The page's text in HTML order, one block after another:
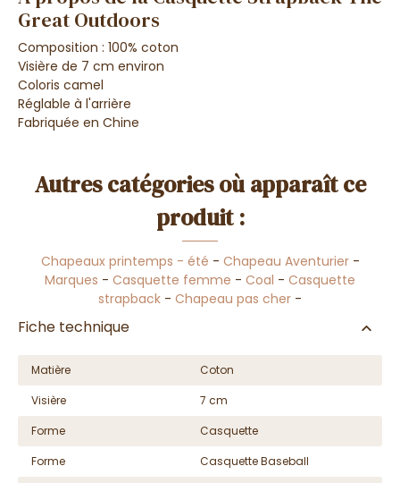
Great Outdoors
Composition : 100% coton
Visière de 7 cm environ
Coloris camel
Réglable à l'arrière
Fabriquée en Chine
Autres catégories où apparaît ce
produit :
Chapeaux printemps - été - Chapeau Aventurier-
Marques - Casquette femme - Coal - Casquette
strapback - Chapeau pas cher -
Fiche technique
Matière
Coton
Visière
7 cm
Forme
Casquette
Forme
Casquette Baseball